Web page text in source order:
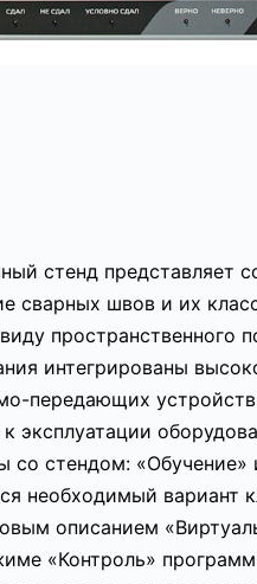
стенд представляет
сварных швов и их
пространственного
интегрированы
передающих
эксплуатации
стендом:
необходимый вариант
описанием
«Контроль»